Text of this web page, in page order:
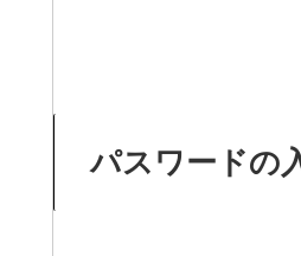
パスワードの